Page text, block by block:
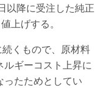
以降に受注した純正
上げする。
くもので、原材料
ギーコスト上昇に
ったためとしてい